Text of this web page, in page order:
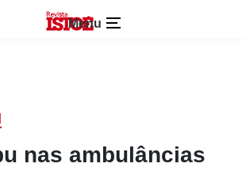
Menu
nas ambulâncias